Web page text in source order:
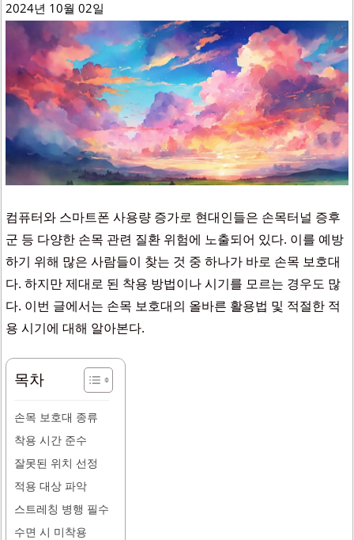
2024년 10월 02일
컴퓨터와 스마트폰 사용량 증가로 현대인들은 손목터널 증후
군 등 다양한 손목 관련 질환 위험에 노출되어 있다. 이를 예방
하기 위해 많은 사람들이 찾는 것 중 하나가 바로 손목 보호대
다. 하지만 제대로 된 착용 방법이나 시기를 모르는 경우도 많
다. 이번 글에서는 손목 보호대의 올바른 활용법 및 적절한 적
용 시기에 대해 알아본다.
목차
손목 보호대 종류
착용 시간 준수
잘못된 위치 선정
적용 대상 파악
스트레칭 병행 필수
수면 시 미착용